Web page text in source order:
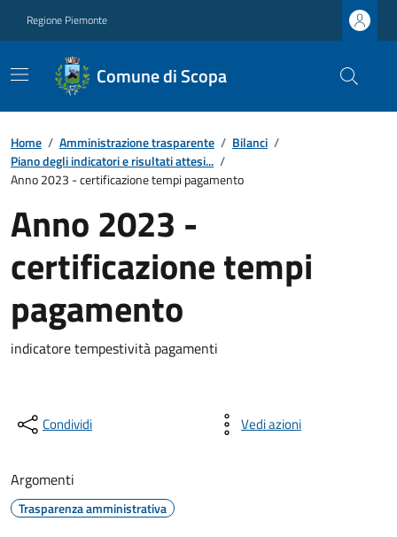
Regione Piemonte
Comune di Scopa
Home / Amministrazione trasparente / Bilanci /
Piano degli indicatori e risultati attesi... /
Anno 2023 - certificazione tempi pagamento
Anno 2023 -
certificazione tempi
pagamento
indicatore tempestività pagamenti
Condividi Vedi azioni
Argomenti
Trasparenza amministrativa